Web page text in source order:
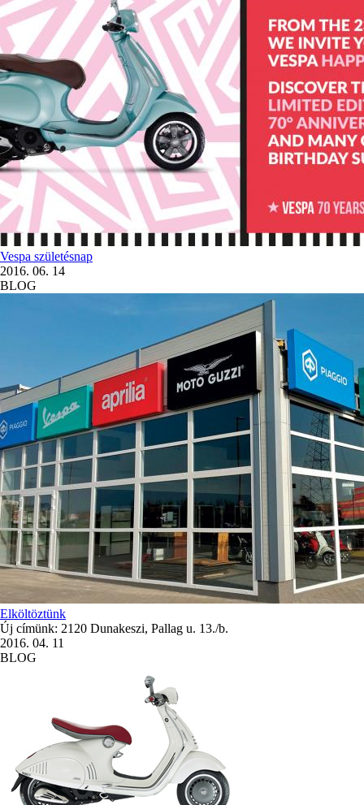
Vespa születésnap
2016. 06. 14
BLOG
Elköltöztünk
Új címünk: 2120 Dunakeszi, Pallag u. 13./b.
2016. 04. 11
BLOG